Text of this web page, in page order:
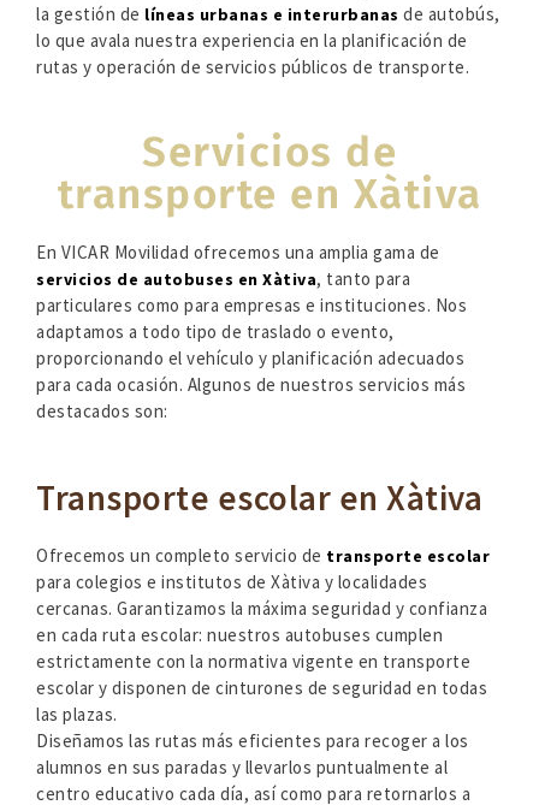
la gestión de líneas urbanas e interurbanas de autobús,
lo que avala nuestra experiencia en la planificación de
rutas y operación de servicios públicos de transporte.
Servicios de
transporte en Xàtiva
En VICAR Movilidad ofrecemos una amplia gama de
servicios de autobuses en Xàtiva, tanto para
particulares como para empresas e instituciones. Nos
adaptamos a todo tipo de traslado o evento,
proporcionando el vehículo y planificación adecuados
para cada ocasión. Algunos de nuestros servicios más
destacados son:
Transporte escolar en Xàtiva
Ofrecemos un completo servicio de transporte escolar
para colegios e institutos de Xàtiva y localidades
cercanas. Garantizamos la máxima seguridad y confianza
en cada ruta escolar: nuestros autobuses cumplen
estrictamente con la normativa vigente en transporte
escolar y disponen de cinturones de seguridad en todas
las plazas.
Diseñamos las rutas más eficientes para recoger a los
alumnos en sus paradas y llevarlos puntualmente al
centro educativo cada día, así como para retornarlos a